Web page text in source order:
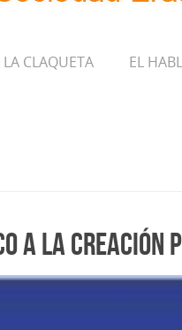
LA CLAQUETA EL
a la creación